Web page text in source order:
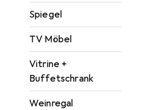
Spiegel
TV Möbel
Vitrine +
Buffetschrank
Weinregal